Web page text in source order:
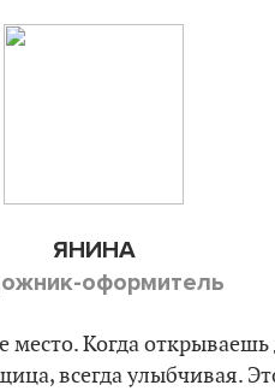
ЯНИНА
оформитель
место. Когда открываешь
всегда улыбчивая.